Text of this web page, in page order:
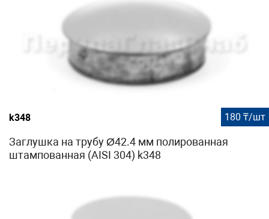
k348 180 ₸/шт
Заглушка на трубу Ø42.4 мм полированная
штампованная (AISI 304) k348